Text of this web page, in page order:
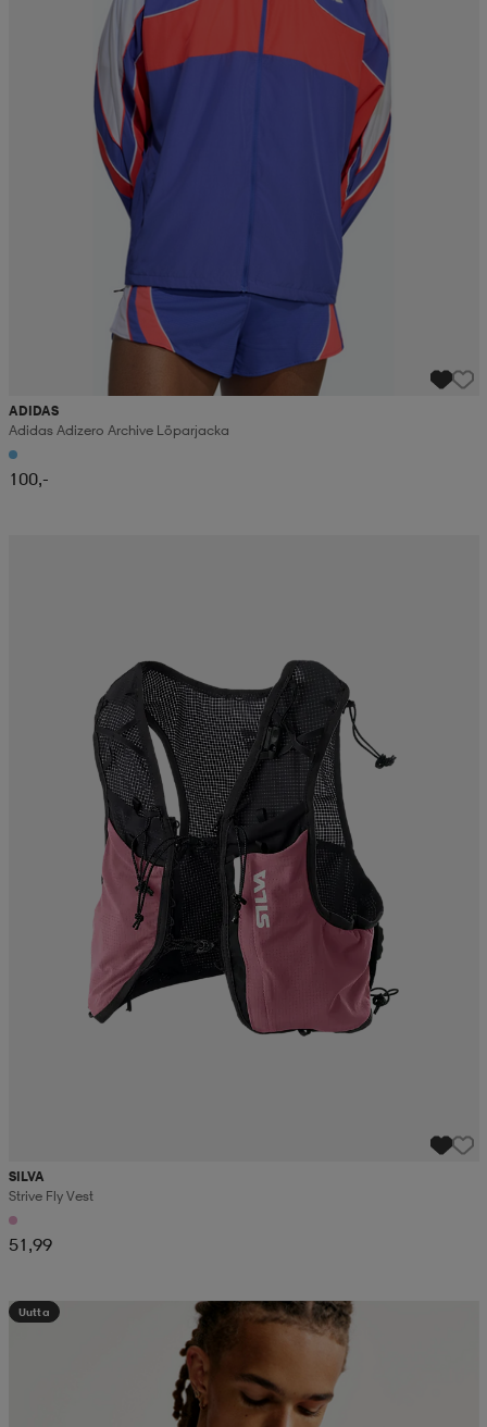
ADIDAS
Adidas Adizero Archive Löparjacka
100,-
SILVA
Strive Fly Vest
51,99
Uutta